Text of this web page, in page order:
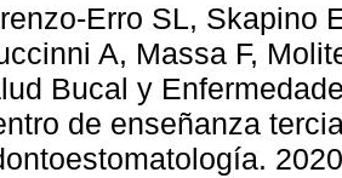
Erro SL, Skapino
A, Massa F,
Bucal y
de enseñanza